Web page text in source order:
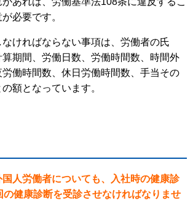
必要です。
ければならない事項は、労働者の氏
期間、労働日数、労働時間数、時間外
働時間数、休日労働時間数、手当その
額となっています。
国人労働者についても、入社時の健康診
の健康診断を受診させなければなりませ